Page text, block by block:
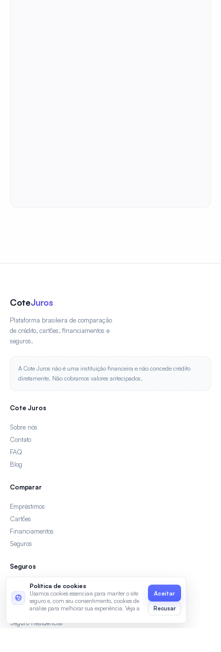
CoteJuros
Plataforma brasileira de comparação
de crédito, cartões, financiamentos e
seguros.
A Cote Juros não é uma instituição financeira e não concede crédito
diretamente. Não cobramos valores antecipados.
Cote Juros
Sobre nós
Contato
FAQ
Blog
Comparar
Empréstimos
Cartões
Financiamentos
Seguros
Seguros
Seguro Auto
Seguro Viagem
Seguro de Vida
Seguro Residencial
Política de cookies
Usamos cookies essenciais para manter o site
seguro e, com seu consentimento, cookies de
análise para melhorar sua experiência. Veja a
Uso.
Recusar